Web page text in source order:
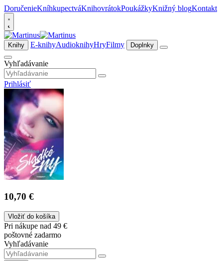
DoručenieKníhkupectváKnihovrátokPoukážkyKnižný blogKontakt
Knihy E-knihyAudioknihyHryFilmy Doplnky
Vyhľadávanie
Prihlásiť
10,70 €
Vložiť do košíka
Pri nákupe nad 49 €
poštovné zadarmo
Vyhľadávanie